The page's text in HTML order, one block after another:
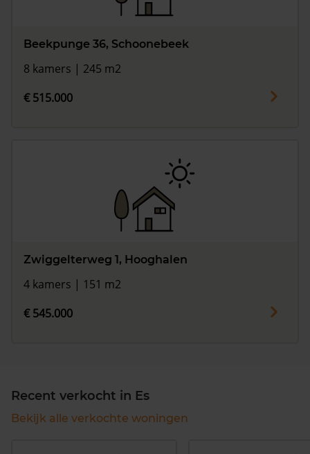
Beekpunge 36, Schoonebeek
8 kamers | 245 m2
€ 515.000
Zwiggelterweg 1, Hooghalen
4 kamers | 151 m2
€ 545.000
Recent verkocht in Es
Bekijk alle verkochte woningen